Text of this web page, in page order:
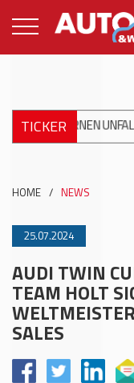
TICKER
HOME / NEWS
25.07.2024
AUDI TWIN
TEAM HOLT
SALES